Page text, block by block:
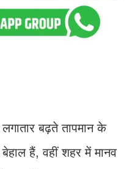
बढ़ते तापमान के
हैं, वहीं शहर में मानव